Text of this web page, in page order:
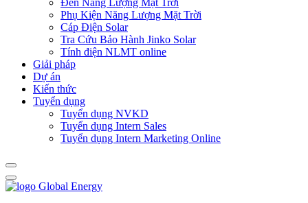
Đèn Năng Lượng Mặt Trời
Phụ Kiện Năng Lượng Mặt Trời
Cáp Điện Solar
Tra Cứu Bảo Hành Jinko Solar
Tính điện NLMT online
Giải pháp
Dự án
Kiến thức
Tuyển dụng
Tuyển dụng NVKD
Tuyển dụng Intern Sales
Tuyển dụng Intern Marketing Online